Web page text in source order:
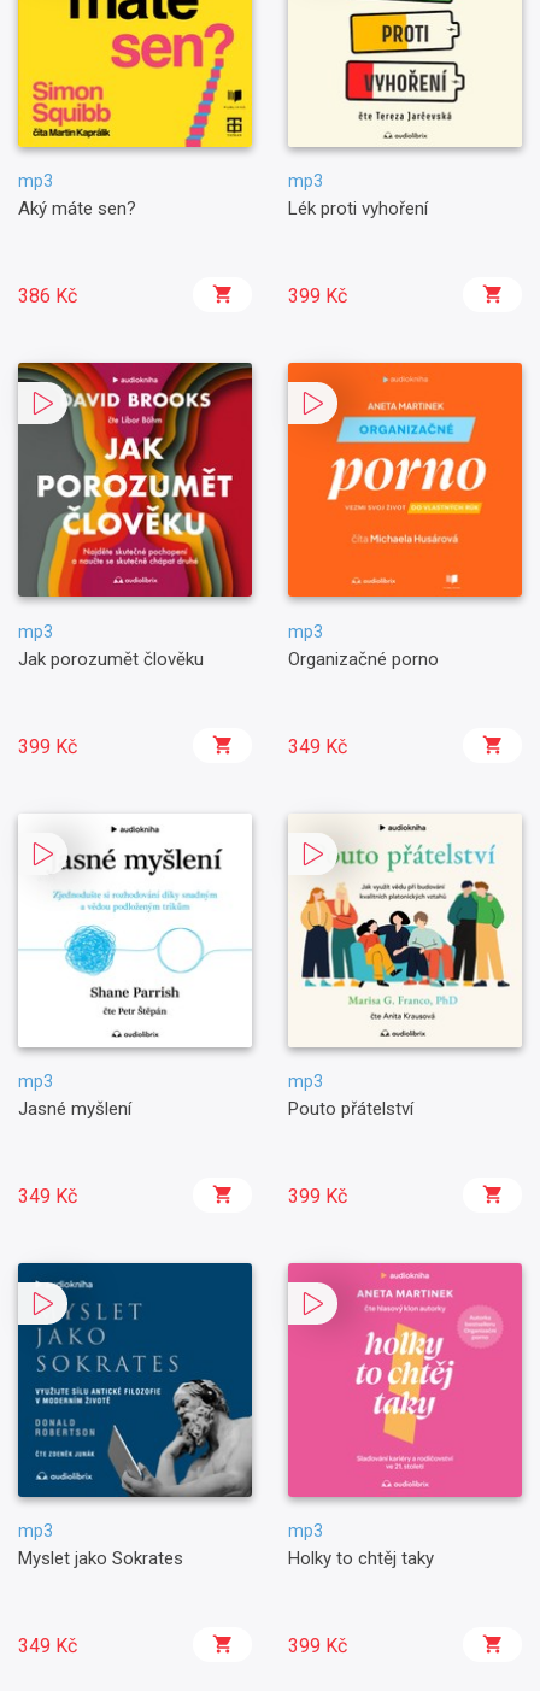
mp3
Aký máte sen?
386 Kč
mp3
Lék proti vyhoření
399 Kč
mp3
Jak porozumět člověku
399 Kč
mp3
Organizačné porno
349 Kč
mp3
Jasné myšlení
349 Kč
mp3
Pouto přátelství
399 Kč
mp3
Myslet jako Sokrates
349 Kč
mp3
Holky to chtěj taky
399 Kč